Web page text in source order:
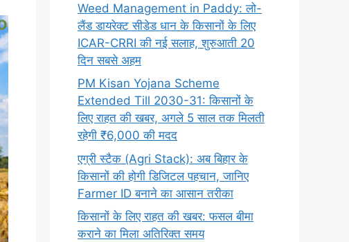
Weed Management in Paddy: लो-
लैंड डायरेक्ट सीडेड धान के किसानों के लिए
ICAR-CRRI की नई सलाह, शुरुआती 20
दिन सबसे अहम
PM Kisan Yojana Scheme
Extended Till 2030-31: किसानों के
लिए राहत की खबर, अगले 5 साल तक मिलती
रहेगी ₹6,000 की मदद
एग्री स्टैक (Agri Stack): अब बिहार के
किसानों की होगी डिजिटल पहचान, जानिए
Farmer ID बनाने का आसान तरीका
किसानों के लिए राहत की खबर: फसल बीमा
कराने का मिला अतिरिक्त समय